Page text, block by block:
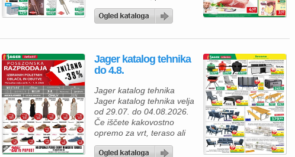
izdelki, mlečni izdelki in
osvežilne pijače po
na enem mestu nakupite
piknik. Za popoln žar si
privoščite sveže
Jagerjevi mesnici, po ceni
9,99 €/kg. […]
Jager katalog tehnika
do 4.8.
Jager katalog tehnika
Jager katalog tehnika velja
od 29.07. do 04.08.2026.
Če iščete kakovostno
opremo za vrt, teraso ali
kampiranje, vas bo
aktualna ponudba Jager